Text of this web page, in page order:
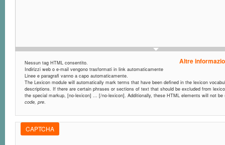
Altre
Nessun tag HTML consentito.
Indirizzi web o e-mail vengono trasformati in link automaticamente
Linee e paragrafi vanno a capo automaticamente.
The Lexicon module will automatically mark terms that have been defined in the lexicon
descriptions. If there are certain phrases or sections of text that should be excluded from
the special markup, [no-lexicon] ... [/no-lexicon]. Additionally, these HTML elements will not
code, pre.
CAPTCHA